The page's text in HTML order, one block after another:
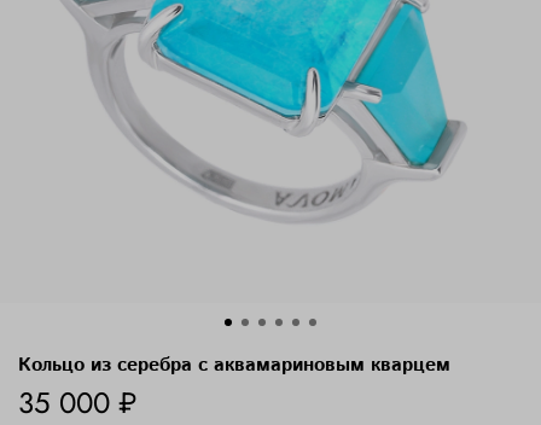
Кольцо из серебра с аквамариновым кварцем
35 000 ₽